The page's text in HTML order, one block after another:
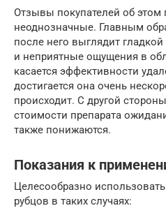
Отзывы покупателей об этом
неоднозначные. Главным
после него выглядит
и неприятные ощущения в
касается эффективности
достигается она очень
происходит. С другой
стоимости препарата
также понижаются.
Показания к
Целесообразно
рубцов в таких случаях: